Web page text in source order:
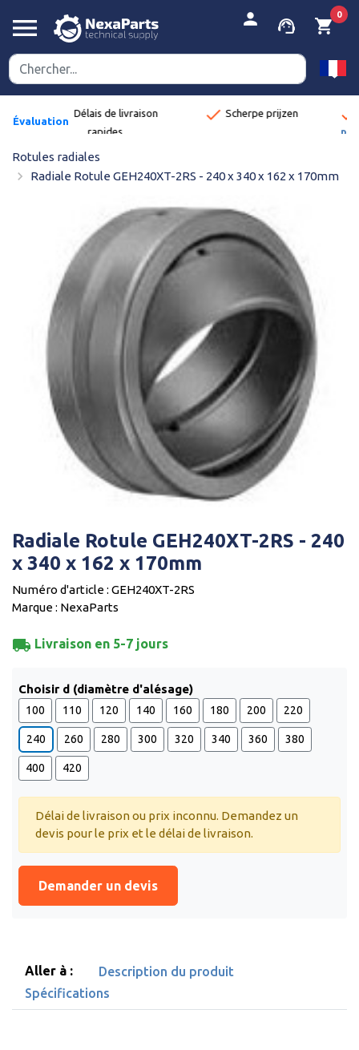
menu person support_agent shopping_cart
0
Évaluation
8,9/10
Scherpe prijzen done Vous commandez
Rotules radiales
navigate_next Radiale Rotule GEH240XT-2RS - 240 x 340 x 162 x 170mm


Radiale Rotule GEH240XT-2RS - 240
x 340 x 162 x 170mm
Numéro d'article : GEH240XT-2RS
Marque : NexaParts
local_shipping Livraison en 5-7 jours
Choisir d (diamètre d'alésage)
100 110 120 140 160 180 200 220
240 260 280 300 320 340 360 380
400 420
Délai de livraison ou prix inconnu. Demandez un
devis pour le prix et le délai de livraison.
Demander un devis
Aller à :
Description du produit
Spécifications